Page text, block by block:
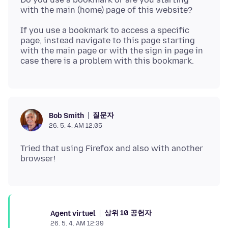
If you use a bookmark to access a specific
page, instead navigate to this page starting
with the main page or with the sign in page in
Bob Smith 질문자
26. 5. 4. AM 12:05
Tried that using Firefox and also with another
Agent virtuel 상위 10 공헌자
26. 5. 4. AM 12:39